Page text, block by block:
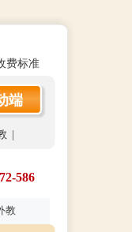
学、社会实践兼职信
费标准
端
586
教